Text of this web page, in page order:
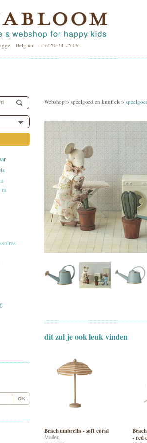
Belgium +32 50 34 75 09
m
Webshop > speelgoed en knuffels >
dit zul je ook leuk vinden
Beach umbrella - soft coral
Maileg
- red